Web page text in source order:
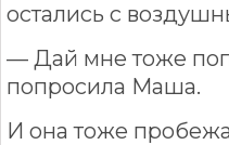
остались с
— Дай мне тоже
попросила Маша.
И она тоже